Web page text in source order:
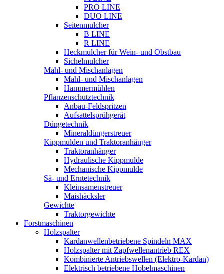
PRO LINE
DUO LINE
Seitenmulcher
B LINE
R LINE
Heckmulcher für Wein- und Obstbau
Sichelmulcher
Mahl- und Mischanlagen
Mahl- und Mischanlagen
Hammermühlen
Pflanzenschutztechnik
Anbau-Feldspritzen
Aufsattelsprühgerät
Düngetechnik
Mineraldüngerstreuer
Kippmulden und Traktoranhänger
Traktoranhänger
Hydraulische Kippmulde
Mechanische Kippmulde
Sä- und Erntetechnik
Kleinsamenstreuer
Maishäcksler
Gewichte
Traktorgewichte
Forstmaschinen
Holzspalter
Kardanwellenbetriebene Spindeln MAX
Holzspalter mit Zapfwellenantrieb REX
Kombinierte Antriebswellen (Elektro-Kardan)
Elektrisch betriebene Hobelmaschinen